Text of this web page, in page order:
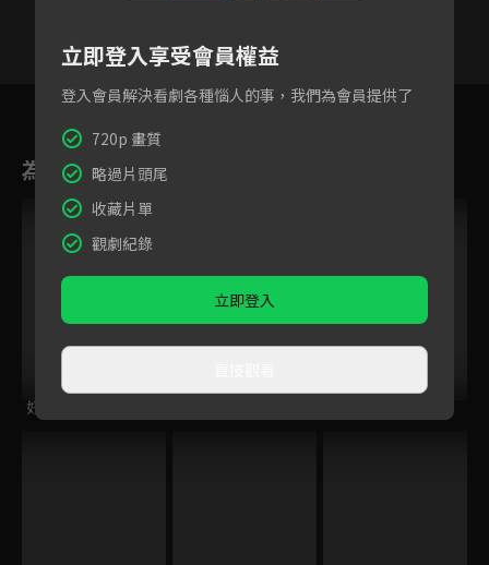
5 6 7 8 9
為您推薦
好運到
立即登入享受會員權益
登入會員解決看劇各種惱人的事，我們為會員提供了
720p 畫質
略過片頭尾
收藏片單
觀劇紀錄
立即登入